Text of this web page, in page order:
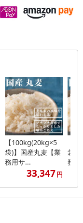
【100kg(20kg×5
袋)】国産丸麦【業
務用サ...
33,347円
袋)
務用